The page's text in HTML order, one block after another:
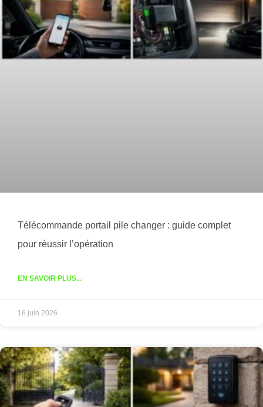
Télécommande portail pile changer : guide complet
pour réussir l’opération
EN SAVOIR PLUS...
16 juin 2026